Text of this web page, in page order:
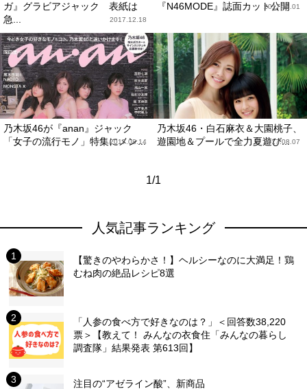
ガ』グラビアジャック 表紙は
急...
2017.12.18
『N46MODE』誌面カット公開
2017.11.01
乃木坂46が『anan』ジャック
「女子の流行モノ」特集にメン...
2017.08.14
乃木坂46・白石麻衣＆大園桃子、
遊園地＆プールで全力夏遊び...
2017.08.07
1/1
人気記事ランキング
【驚きのやわらかさ！】ヘルシーなのに大満足！鶏
むね肉の絶品レシピ8選
「人参の食べ方で好きなのは？」＜回答数38,220
票＞【教えて！ みんなの衣食住「みんなの暮らし
調査隊」結果発表 第613回】
注目の“アゼライン酸”、新商品